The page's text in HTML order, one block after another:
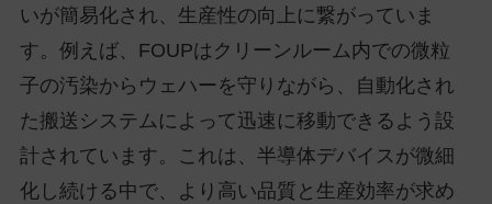
いが簡易化され、生産性の向上に繋がっていま
す。例えば、FOUPはクリーンルーム内での微粒
子の汚染からウェハーを守りながら、自動化され
た搬送システムによって迅速に移動できるよう設
計されています。これは、半導体デバイスが微細
化し続ける中で、より高い品質と生産効率が求め